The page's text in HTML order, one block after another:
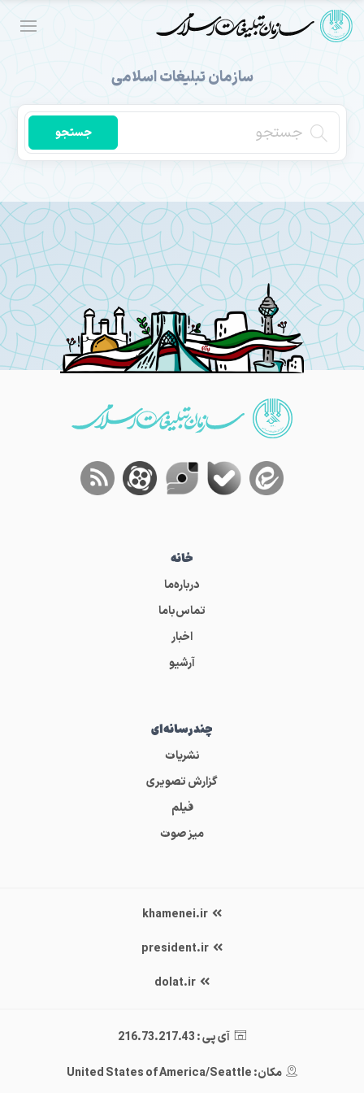
سازمان تبلیغات اسلامی
جستجو
خانه
درباره‌ما
تماس‌باما
اخبار
آرشیو
چندرسانه‌ای
نشریات
گزارش تصویری
فیلم
میز صوت
khamenei.ir
president.ir
dolat.ir
آی پی : 216.73.217.43
مکان: United States of America/Seattle